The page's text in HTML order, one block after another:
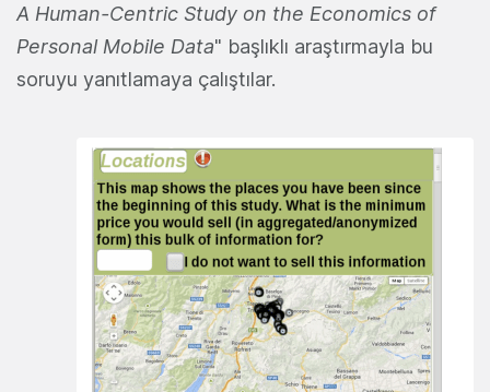
A Human-Centric Study on the Economics of
Personal Mobile Data" başlıklı araştırmayla bu
soruyu yanıtlamaya çalıştılar.